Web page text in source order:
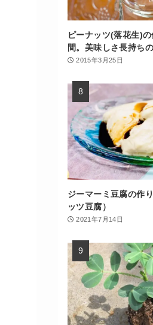
ピーナッツ(落花生)
間。美味しさ長持ち
2015年3月25日
ジーマーミ豆腐の作
ッツ豆腐）
2021年7月14日